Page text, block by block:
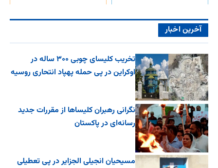
آخرین اخبار
تخریب کلیسای چوبی ۳۰۰ ساله در
اوکراین در پی حمله پهپاد انتحاری روسیه
نگرانی رهبران کلیساها از مقررات جدید
رسانه‌ای در پاکستان
مسیحیان انجیلی الجزایر در پی تعطیلی